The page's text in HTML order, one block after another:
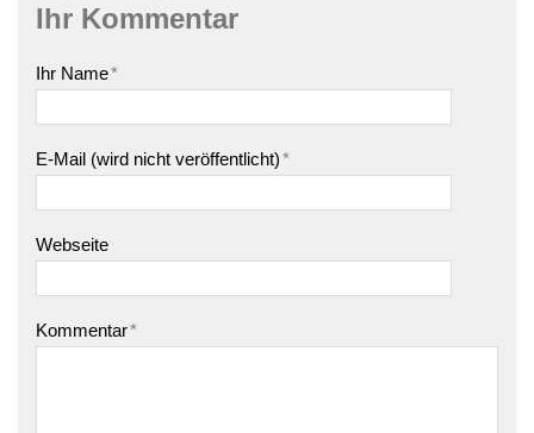
Ihr Kommentar
Ihr Name*
E-Mail (wird nicht veröffentlicht)*
Webseite
Kommentar*